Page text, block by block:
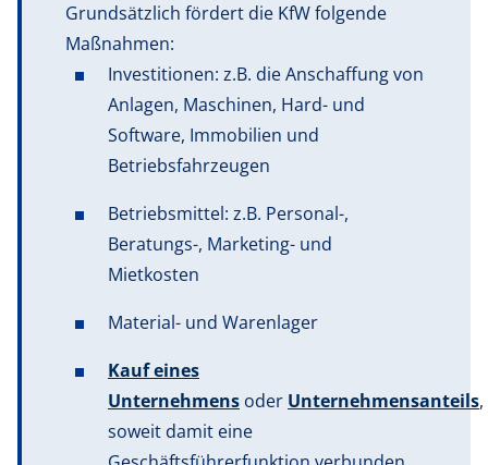
Grundsätzlich fördert die KfW folgende
Maßnahmen:
Investitionen: z.B. die Anschaffung von
Anlagen, Maschinen, Hard- und
Software, Immobilien und
Betriebsfahrzeugen
Betriebsmittel: z.B. Personal-,
Beratungs-, Marketing- und
Mietkosten
Material- und Warenlager
Kauf eines
Unternehmens oder Unternehmensanteils,
soweit damit eine